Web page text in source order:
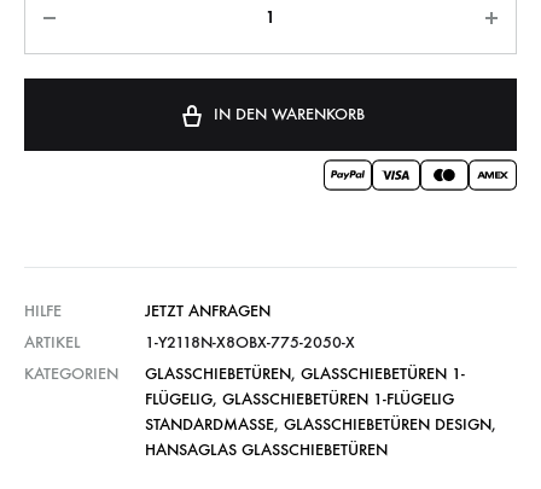
IN DEN WARENKORB
HILFE
JETZT ANFRAGEN
ARTIKEL
1-Y2118N-X8OBX-775-2050-X
KATEGORIEN
GLASSCHIEBETÜREN, GLASSCHIEBETÜREN 1-
FLÜGELIG, GLASSCHIEBETÜREN 1-FLÜGELIG
STANDARDMASSE , GLASSCHIEBETÜREN DESIGN,
HANSAGLAS GLASSCHIEBETÜREN